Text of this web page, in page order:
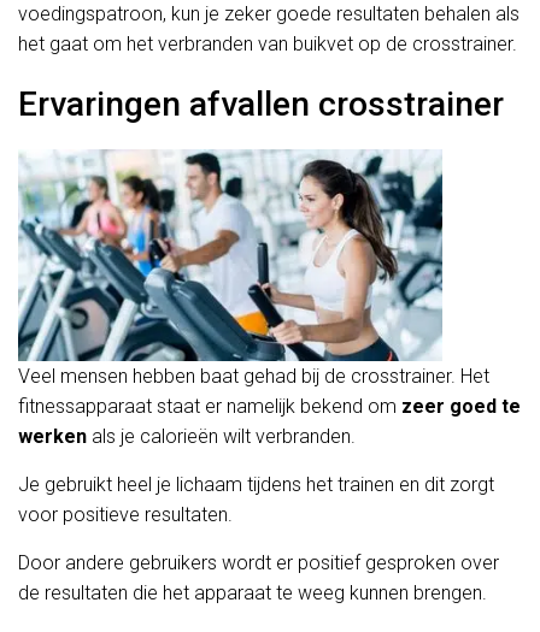
voedingspatroon, kun je zeker goede resultaten behalen als
het gaat om het verbranden van buikvet op de crosstrainer.
Ervaringen afvallen crosstrainer
Veel mensen hebben baat gehad bij de crosstrainer. Het
fitnessapparaat staat er namelijk bekend om zeer goed te
werken als je calorieën wilt verbranden.
Je gebruikt heel je lichaam tijdens het trainen en dit zorgt
voor positieve resultaten.
Door andere gebruikers wordt er positief gesproken over
de resultaten die het apparaat te weeg kunnen brengen.